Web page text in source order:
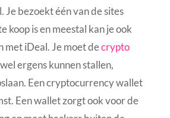
Je bezoekt één van de sites
koop is en meestal kan je ook
met iDeal. Je moet decrypto
ergens kunnen stallen,
Een cryptocurrency wallet
Een wallet zorgt ook voor de